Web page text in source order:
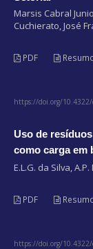
Marsis Cabral
Cuchierato, José
PDF
https://doi.org/
Uso de
como carga em
E.L.G. da Silva,
PDF
https://doi.org/